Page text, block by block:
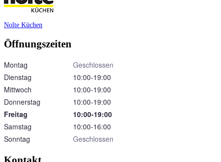
Nolte Küchen
Öffnungszeiten
Montag
Geschlossen
Dienstag
10:00‑19:00
Mittwoch
10:00‑19:00
Donnerstag
10:00‑19:00
Freitag
10:00‑19:00
Samstag
10:00‑16:00
Sonntag
Geschlossen